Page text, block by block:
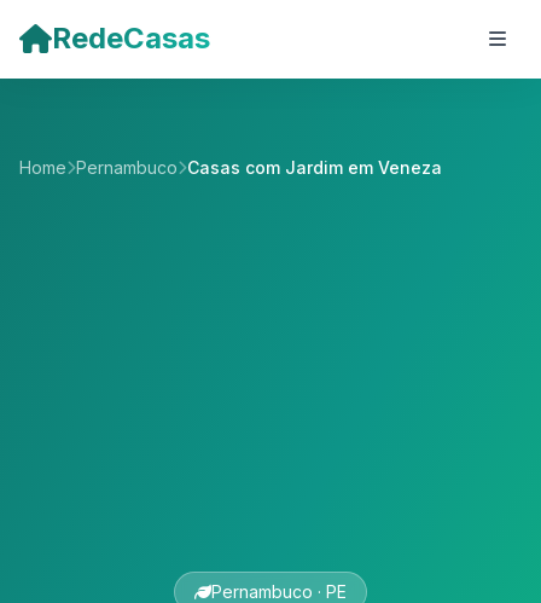
RedeCasas
Home Pernambuco Casas com Jardim em Veneza
Pernambuco · PE